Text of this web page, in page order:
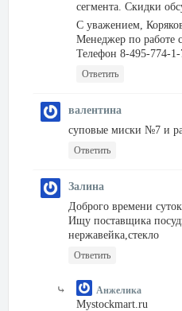
сегмента. Скидки
С уважением,
Менеджер по работе
Телефон 8-495-774-1-
Ответить
валентина
суповые миски №7 и
Ответить
Залина
Доброго времени суток
Ищу поставщика
нержавейка,стекло
Ответить
Анжелика
Mystockmart.ru